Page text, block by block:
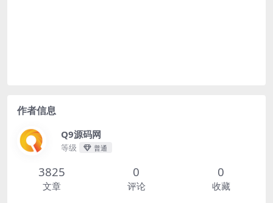
作者信息
Q9源码网
等级 普通
3825
文章
0
评论
0
收藏